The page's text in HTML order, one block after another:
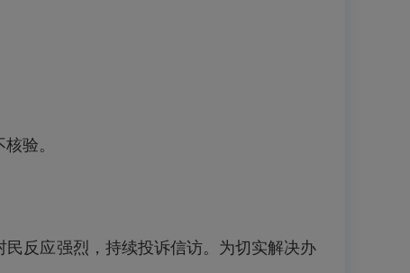
验。
反应强烈，持续投诉信访。为切实解决办